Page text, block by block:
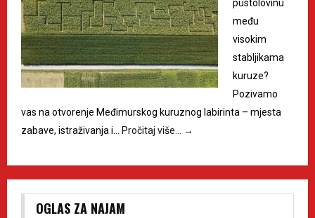
pustolovinu
među
visokim
stabljikama
kuruze?
Pozivamo
vas na otvorenje Međimurskog kuruznog labirinta – mjesta
zabave, istraživanja i… Pročitaj više… →
OGLAS ZA NAJAM